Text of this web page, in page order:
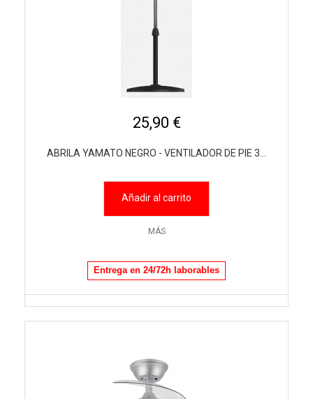
25,90 €
ABRILA YAMATO NEGRO - VENTILADOR DE PIE 3...
Añadir al carrito
MÁS
Entrega en 24/72h laborables